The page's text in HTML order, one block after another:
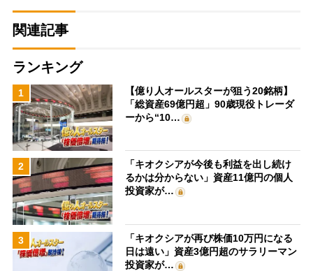
関連記事
ランキング
1
【億り人オールスターが狙う20銘柄】
「総資産69億円超」90歳現役トレーダ
ーから“10…
2
「キオクシアが今後も利益を出し続け
るかは分からない」資産11億円の個人
投資家が…
3
「キオクシアが再び株価10万円になる
日は遠い」資産3億円超のサラリーマン
投資家が…